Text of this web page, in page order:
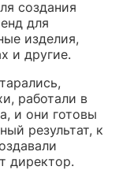
создания
для
изделия,
и другие.
работали в
и они готовы
результат, к
директор.